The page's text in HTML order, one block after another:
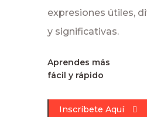
expresiones útiles,
y significativas.
Aprendes más
fácil y rápido
Inscríbete Aquí